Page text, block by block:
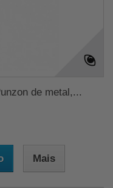
de metal,...
Mais